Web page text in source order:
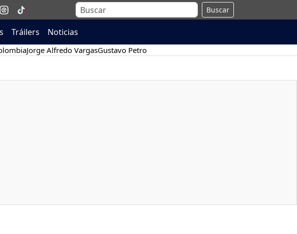
Buscar
Tráilers Noticias
Jorge Alfredo VargasGustavo Petro